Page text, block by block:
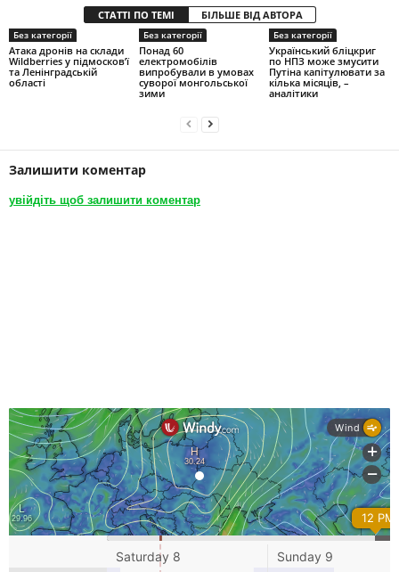
СТАТТІ ПО ТЕМІ БІЛЬШЕ ВІД АВТОРА
Без категорії
Атака дронів на склади
Wildberries у підмосков’ї
та Ленінградській
області
Без категорії
Понад 60
електромобілів
випробували в умовах
суворої монгольської
зими
Без категорії
Український бліцкриг
по НПЗ може змусити
Путіна капітулювати за
кілька місяців, –
аналітики
Залишити коментар
увійдіть щоб залишити коментар